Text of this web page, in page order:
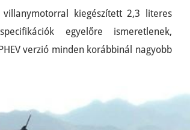
kiegészített 2,3 literes
egyelőre ismeretlenek,
verzió minden korábbinál nagyobb